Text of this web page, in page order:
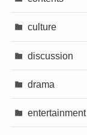
culture
discussion
drama
entertainment